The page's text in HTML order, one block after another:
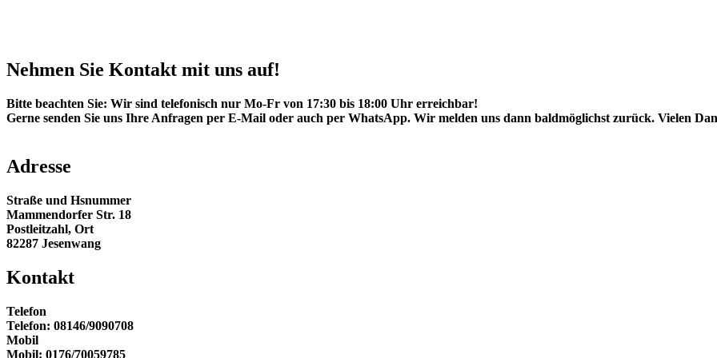
Nehmen Sie Kontakt mit uns auf!
Bitte beachten Sie: Wir sind telefonisch nur Mo-Fr von 17:30 bis 18:00 Uhr erreichbar!
Gerne senden Sie uns Ihre Anfragen per E-Mail oder auch per WhatsApp. Wir melden uns dann baldmöglichst zurück. Vielen
Adresse
Straße und Hsnummer
Mammendorfer Str. 18
Postleitzahl, Ort
82287 Jesenwang
Kontakt
Telefon
Telefon: 08146/9090708
Mobil
Mobil: 0176/70059785